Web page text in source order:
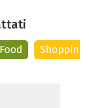
Food Shopping